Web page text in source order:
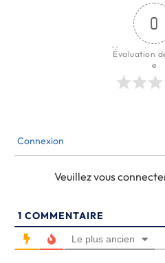
0
Évaluation
e
Connexion
Veuillez vous
1 COMMENTAIRE
Le plus ancien